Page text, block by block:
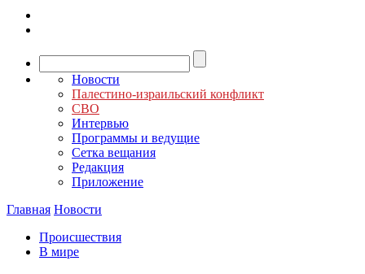
Новости
Палестино-израильский конфликт
СВО
Интервью
Программы и ведущие
Сетка вещания
Редакция
Приложение
Главная Новости
Происшествия
В мире